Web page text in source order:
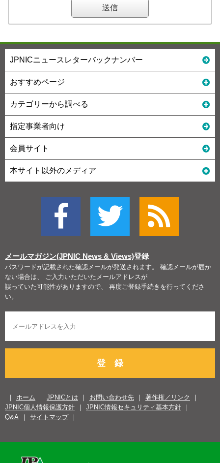
JPNICニュースレターバックナンバー
おすすめページ
カテゴリーから調べる
指定事業者向け
会員サイト
本サイト以外のメディア
メールマガジン(JPNIC News & Views)登録
パスワードが記載された確認メールが発送されます。 確認メールが届か
ない場合は、 ご入力いただいたメールアドレスが
誤っていた可能性がありますので、 再度ご登録手続きを行ってくださ
い。
登 録
ホーム JPNICとは お問い合わせ先
著作権／リンク
JPNIC個人情報保護方針
JPNIC情報セキュリティ基本方針
Q&A
サイトマップ